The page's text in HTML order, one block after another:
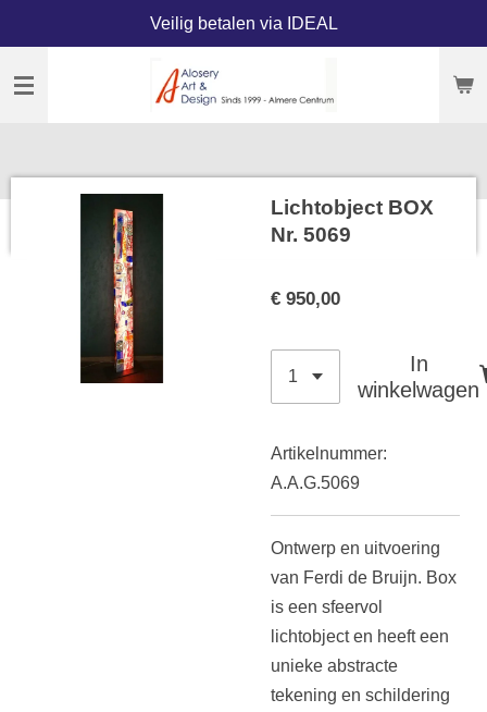
naar
Veilig betalen via IDEAL
Lichtobject BOX
Nr. 5069
€ 950,00
In
winkelwagen
Artikelnummer:
A.A.G.5069
Ontwerp en uitvoering
van Ferdi de Bruijn. Box
is een sfeervol
lichtobject en heeft een
unieke abstracte
tekening en schildering